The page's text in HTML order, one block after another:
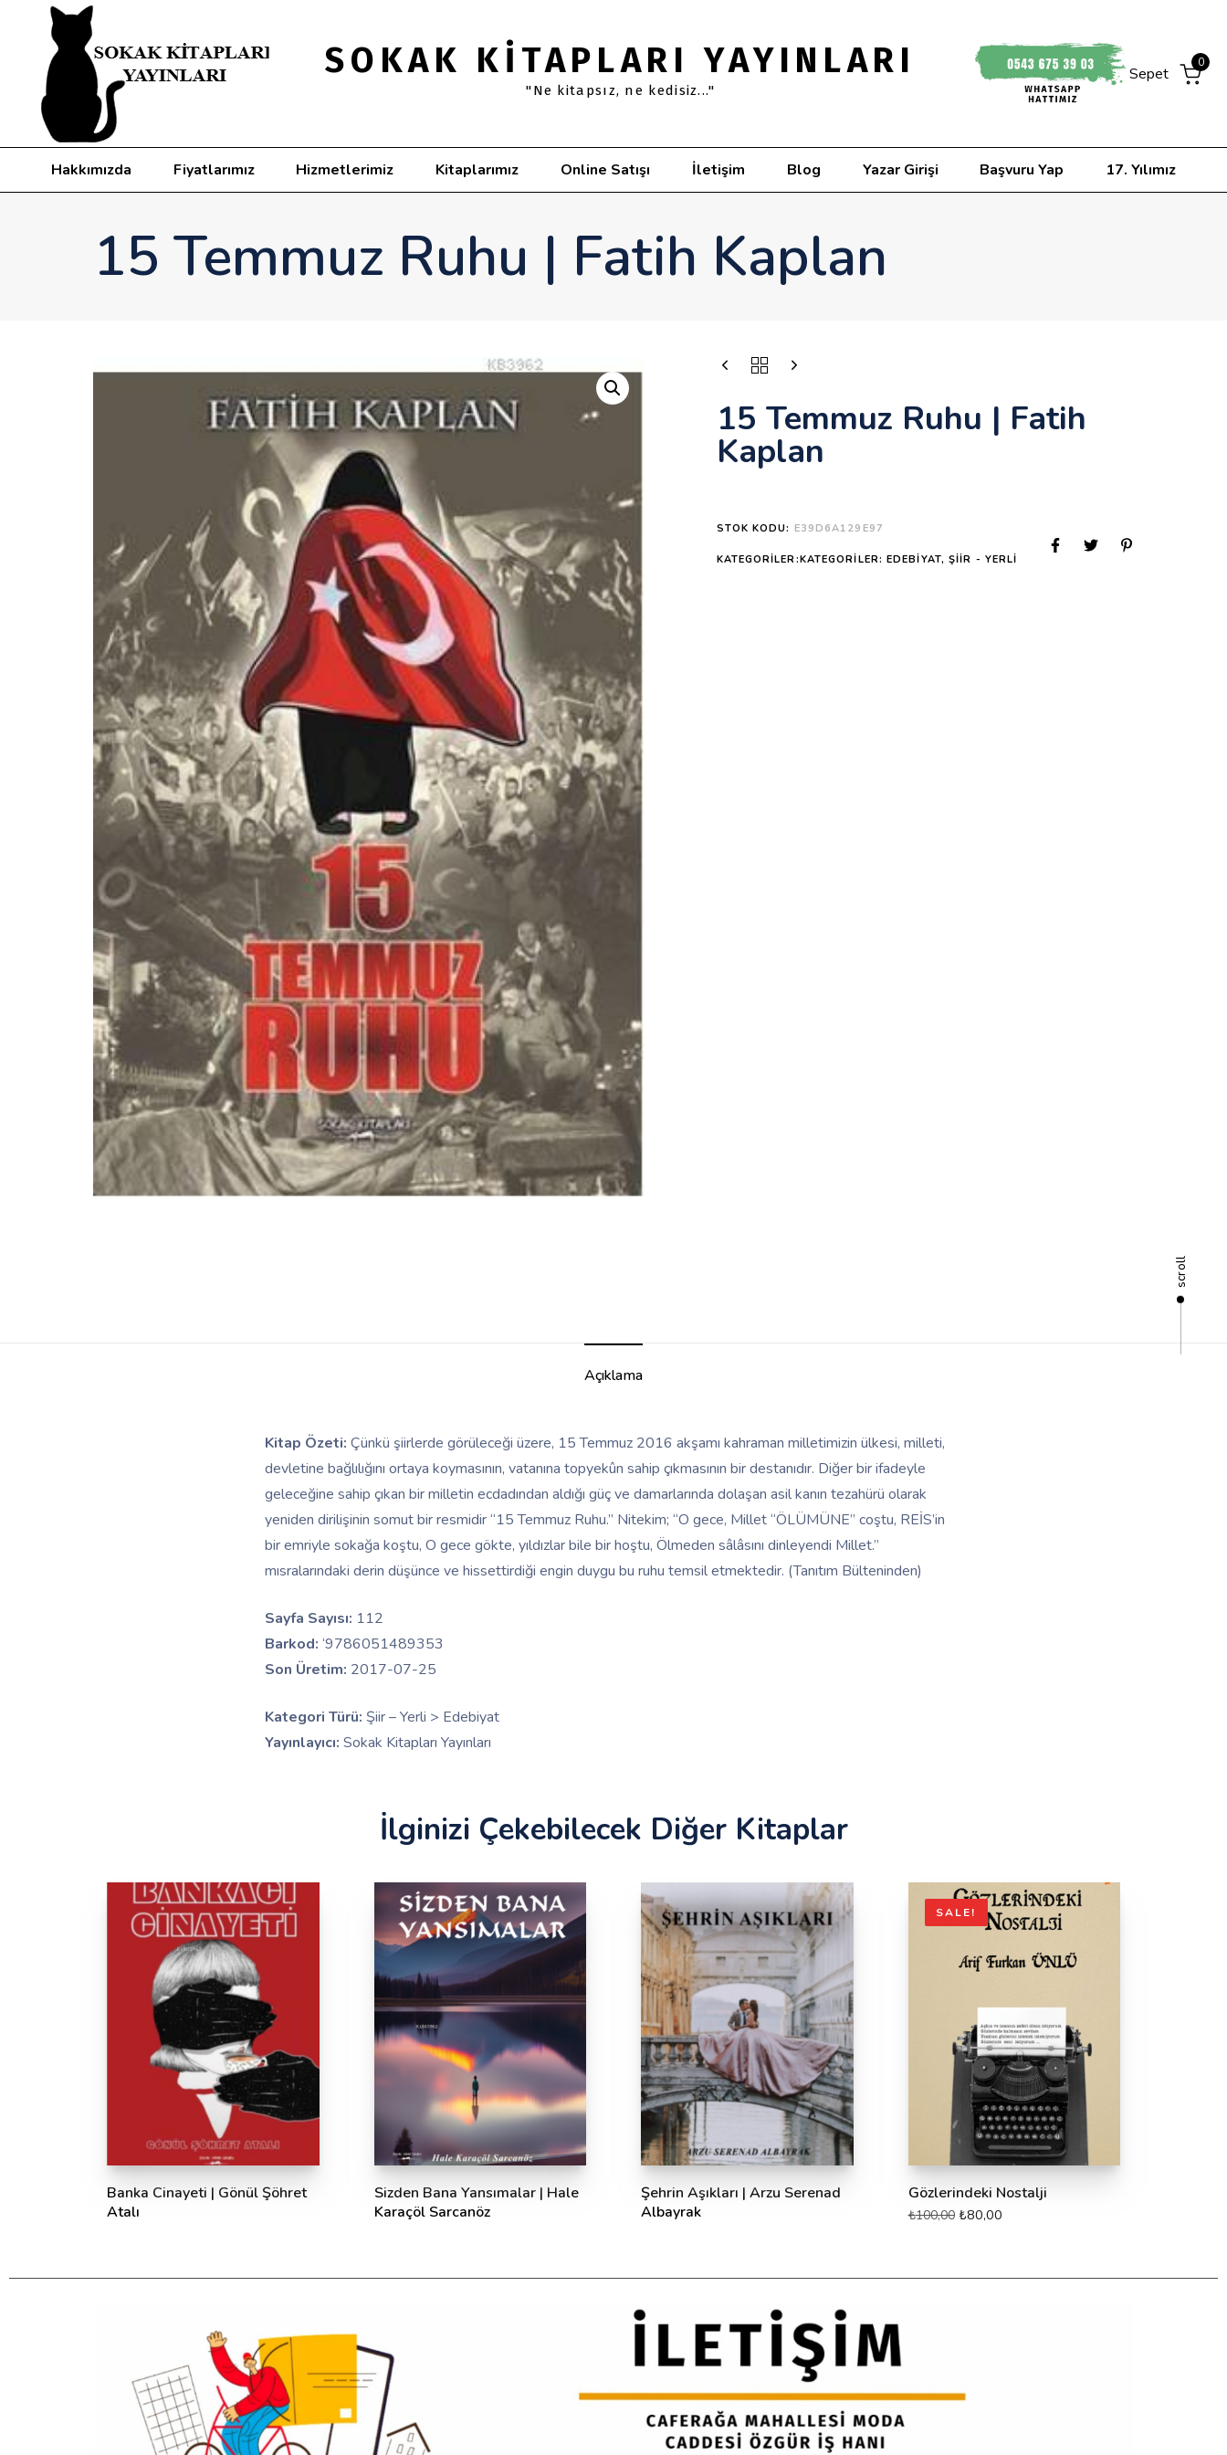
SOKAK KITAPLARI YAYINLARI
"Ne kitapsız, ne kedisiz..."
Sepet
0
scroll
Hakkımızda Fiyatlarımız Hizmetlerimiz Kitaplarımız Online Satışı İletişim Blog Yazar Girişi Başvuru Yap 17. Yılımız
15 Temmuz Ruhu | Fatih Kaplan
15 Temmuz Ruhu | Fatih
Kaplan
STOK KODU: E39D6A129E97
KATEGORILER:KATEGORILER: EDEBIYAT,ŞIIR - YERLI
Açıklama
Kitap Özeti: Çünkü şiirlerde görüleceği üzere, 15 Temmuz 2016 akşamı kahraman milletimizin ülkesi, milleti,
devletine bağlılığını ortaya koymasının, vatanına topyekûn sahip çıkmasının bir destanıdır. Diğer bir ifadeyle
geleceğine sahip çıkan bir milletin ecdadından aldığı güç ve damarlarında dolaşan asil kanın tezahürü olarak
yeniden dirilişinin somut bir resmidir “15 Temmuz Ruhu.” Nitekim; “O gece, Millet “ÖLÜMÜNE” coştu, REİS’in
bir emriyle sokağa koştu, O gece gökte, yıldızlar bile bir hoştu, Ölmeden sâlâsını dinleyendi Millet.”
mısralarındaki derin düşünce ve hissettirdiği engin duygu bu ruhu temsil etmektedir. (Tanıtım Bülteninden)
Sayfa Sayısı: 112
Barkod: ‘9786051489353
Son Üretim: 2017-07-25
Kategori Türü: Şiir – Yerli > Edebiyat
Yayınlayıcı: Sokak Kitapları Yayınları
İlginizi Çekebilecek Diğer Kitaplar
Banka Cinayeti | Gönül Şöhret
Atalı
Sizden Bana Yansımalar | Hale
Karaçöl Sarcanöz
Şehrin Aşıkları | Arzu Serenad
Albayrak
SALE!
Gözlerindeki Nostalji
₺100,00 ₺80,00